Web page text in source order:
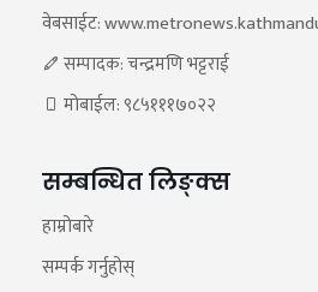
वेबसाईट:
सम्पादक: चन्द्रमणि भट्टराई
मोबाईल: ९८५१११७०२२
सम्बन्धित लिङ्क्स
हाम्रोबारे
सम्पर्क गर्नुहोस्